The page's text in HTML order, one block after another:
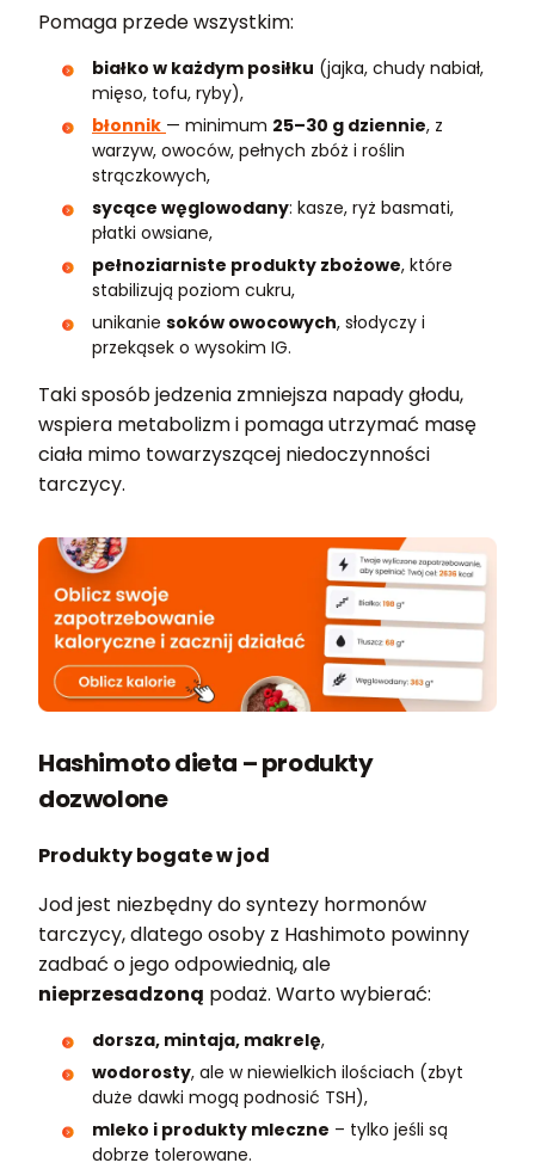
Pomaga przede wszystkim:
białko w każdym posiłku (jajka, chudy nabiał,
mięso, tofu, ryby),
błonnik — minimum 25–30 g dziennie, z
warzyw, owoców, pełnych zbóż i roślin
strączkowych,
sycące węglowodany: kasze, ryż basmati,
płatki owsiane,
pełnoziarniste produkty zbożowe, które
stabilizują poziom cukru,
unikanie soków owocowych, słodyczy i
przekąsek o wysokim IG.
Taki sposób jedzenia zmniejsza napady głodu,
wspiera metabolizm i pomaga utrzymać masę
ciała mimo towarzyszącej niedoczynności
tarczycy.
Hashimoto dieta – produkty
dozwolone
Produkty bogate w jod
Jod jest niezbędny do syntezy hormonów
tarczycy, dlatego osoby z Hashimoto powinny
zadbać o jego odpowiednią, ale
nieprzesadzoną podaż. Warto wybierać:
dorsza, mintaja, makrelę,
wodorosty, ale w niewielkich ilościach (zbyt
duże dawki mogą podnosić TSH),
mleko i produkty mleczne – tylko jeśli są
dobrze tolerowane.